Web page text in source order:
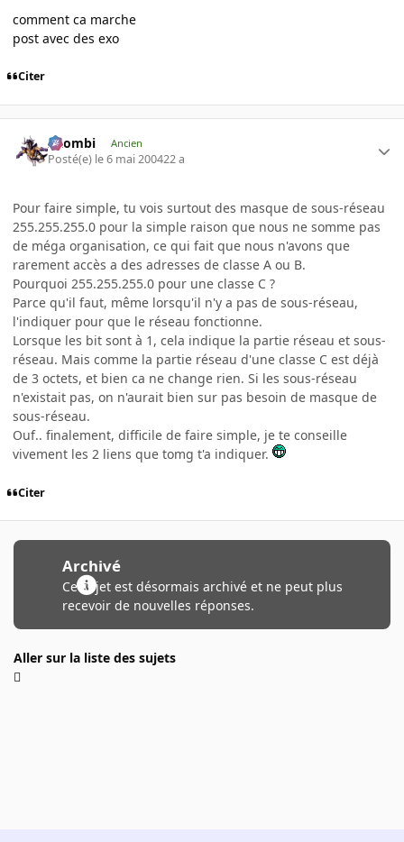
comment ca marche
post avec des exo
Citer
XZombi Ancien
Posté(e) le 6 mai 200422 a
Pour faire simple, tu vois surtout des masque de sous-réseau
255.255.255.0 pour la simple raison que nous ne somme pas
de méga organisation, ce qui fait que nous n'avons que
rarement accès a des adresses de classe A ou B.
Pourquoi 255.255.255.0 pour une classe C ?
Parce qu'il faut, même lorsqu'il n'y a pas de sous-réseau,
l'indiquer pour que le réseau fonctionne.
Lorsque les bit sont à 1, cela indique la partie réseau et sous-
réseau. Mais comme la partie réseau d'une classe C est déjà
de 3 octets, et bien ca ne change rien. Si les sous-réseau
n'existait pas, on n'aurait bien sur pas besoin de masque de
sous-réseau.
Ouf.. finalement, difficile de faire simple, je te conseille
vivement les 2 liens que tomg t'a indiquer.
Citer
Archivé
Ce sujet est désormais archivé et ne peut plus
recevoir de nouvelles réponses.
Aller sur la liste des sujets